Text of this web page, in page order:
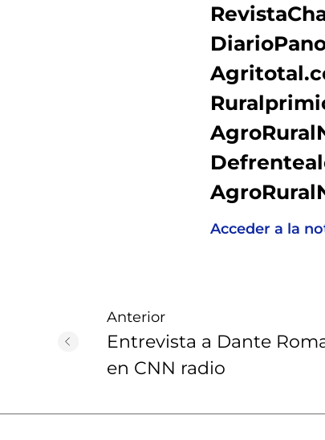
Acceder a la
Anterior
Entrevista a Dante
en CNN radio